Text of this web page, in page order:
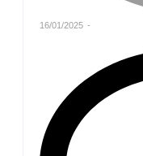
16/01/2025 -